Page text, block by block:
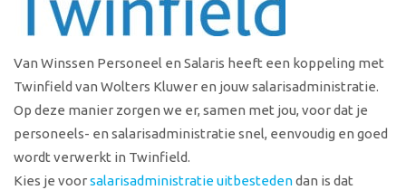
Van Winssen Personeel en Salaris heeft een koppeling met
Twinfield van Wolters Kluwer en jouw salarisadministratie.
Op deze manier zorgen we er, samen met jou, voor dat je
personeels- en salarisadministratie snel, eenvoudig en goed
wordt verwerkt in Twinfield.
Kies je voorsalarisadministratie uitbestedendan is dat